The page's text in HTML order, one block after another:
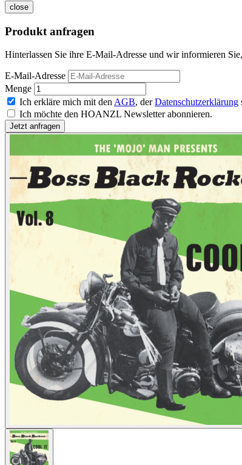
close
Produkt anfragen
Hinterlassen Sie ihre E-Mail-Adresse und wir informieren
E-Mail-Adresse
Menge
Ich erkläre mich mit den AGB, derDatenschutzerklärung
Ich möchte den HOANZL Newsletter abonnieren.